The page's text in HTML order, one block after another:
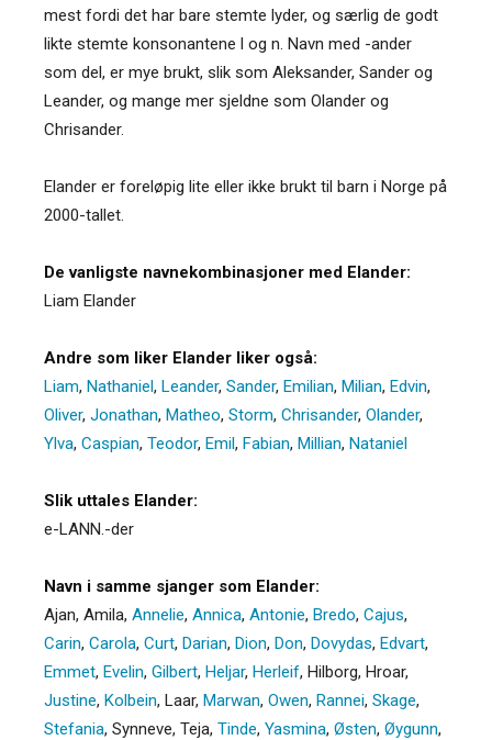
mest fordi det har bare stemte lyder, og særlig de godt
likte stemte konsonantene l og n. Navn med -ander
som del, er mye brukt, slik som Aleksander, Sander og
Leander, og mange mer sjeldne som Olander og
Chrisander.
Elander er foreløpig lite eller ikke brukt til barn i Norge på
2000-tallet.
De vanligste navnekombinasjoner med Elander:
Liam Elander
Andre som liker Elander liker også:
Liam, Nathaniel, Leander, Sander, Emilian, Milian, Edvin,
Oliver, Jonathan, Matheo, Storm, Chrisander, Olander,
Ylva, Caspian, Teodor, Emil, Fabian, Millian, Nataniel
Slik uttales Elander:
e-LANN.-der
Navn i samme sjanger som Elander:
Ajan, Amila, Annelie, Annica, Antonie, Bredo, Cajus,
Carin, Carola, Curt, Darian, Dion, Don, Dovydas, Edvart,
Emmet, Evelin, Gilbert, Heljar, Herleif, Hilborg, Hroar,
Justine, Kolbein, Laar, Marwan, Owen, Rannei, Skage,
Stefania, Synneve, Teja, Tinde, Yasmina, Østen, Øygunn,